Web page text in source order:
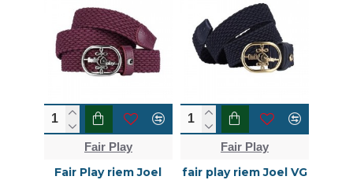
Fair Play
Fair Play riem Joel
Fair Play
fair play riem Joel VG